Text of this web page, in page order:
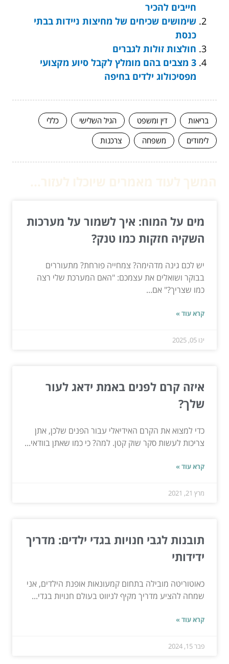
חייבים להכיר
שימושים שכיחים של מחיצות ניידות בבתי
כנסת
חולצות זולות לגברים
3 מצבים בהם מומלץ לקבל סיוע מקצועי
מפסיכולוג ילדים בחיפה
בריאות דין ומשפט הגיל השלישי
כללי
לימודים
משפחה צרכנות
מים על המוח: איך לשמור על מערכות
השקיה חזקות כמו טנק?
יש לכם גינה מדהימה? צמחייה פורחת? מתעוררים
בבוקר ושואלים את עצמכם: "האם המערכת שלי רצה
כמו שצריך?" אם...
קרא עוד »
ינו 05, 2025
איזה קרם לפנים באמת ידאג לעור
שלך?
כדי למצוא את הקרם האידיאלי עבור הפנים שלכן, אתן
צריכות לעשות סקר שוק קטן. למה? כי כמו שאתן בוודאי...
קרא עוד »
מרץ 21, 2021
תובנות לגבי חנויות בגדי ילדים: מדריך
ידידותי
כאוטוריטה מובילה בתחום קמעונאות אופנת הילדים, אני
שמחה להציע מדריך מקיף לניווט בעולם חנויות בגדי...
קרא עוד »
פבר 15, 2024